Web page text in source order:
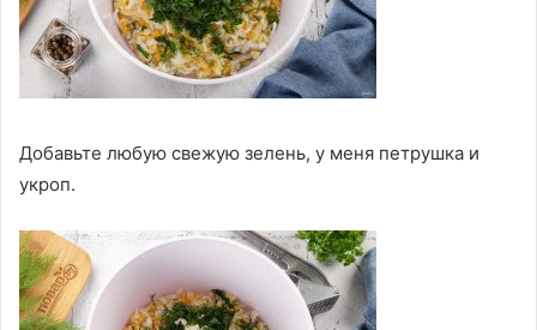
Добавьте любую свежую зелень, у меня петрушка и
укроп.